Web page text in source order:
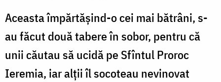
Aceasta împărtășind-o cei mai bătrâni, s-
au făcut două tabere în sobor, pentru că
unii căutau să ucidă pe Sfîntul Proroc
Ieremia, iar alții îl socoteau nevinovat